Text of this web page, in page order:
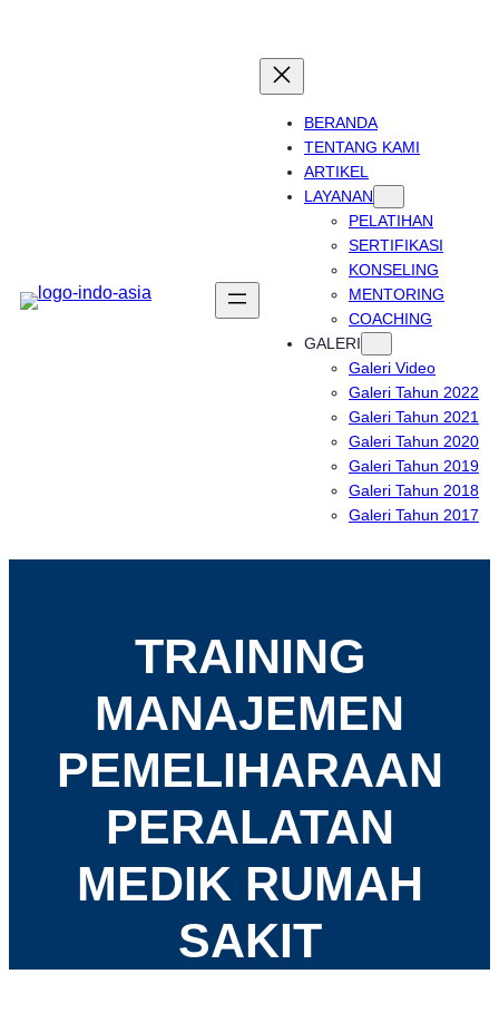
BERANDA
TENTANG KAMI
ARTIKEL
LAYANAN
PELATIHAN
SERTIFIKASI
KONSELING
MENTORING
COACHING
GALERI
Galeri Video
Galeri Tahun 2022
Galeri Tahun 2021
Galeri Tahun 2020
Galeri Tahun 2019
Galeri Tahun 2018
Galeri Tahun 2017
TRAINING
MANAJEMEN
PEMELIHARAAN
PERALATAN
MEDIK RUMAH
SAKIT